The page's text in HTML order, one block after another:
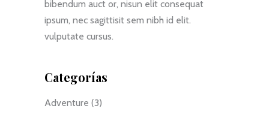
bibendum auct or, nisun elit consequat
ipsum, nec sagittisit sem nibh id elit.
vulputate cursus.
Categorías
Adventure (3)